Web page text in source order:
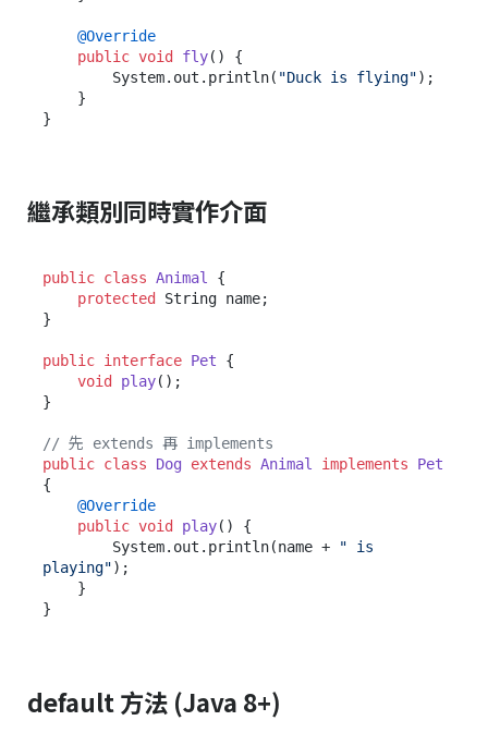
@Override
public void fly()
{
        System.out.println(
"Duck is flying");
繼承類別同時實作介面
public class Animal
{
protected
String name;
}
public interface Pet {
void
play() ;
}
// 先 extends 再 implements
public class Dog extends Animal implements
Pet
{
@Override
public void play()
{
        System.out.println(name +
" is
playing");
default 方法 (Java 8+)